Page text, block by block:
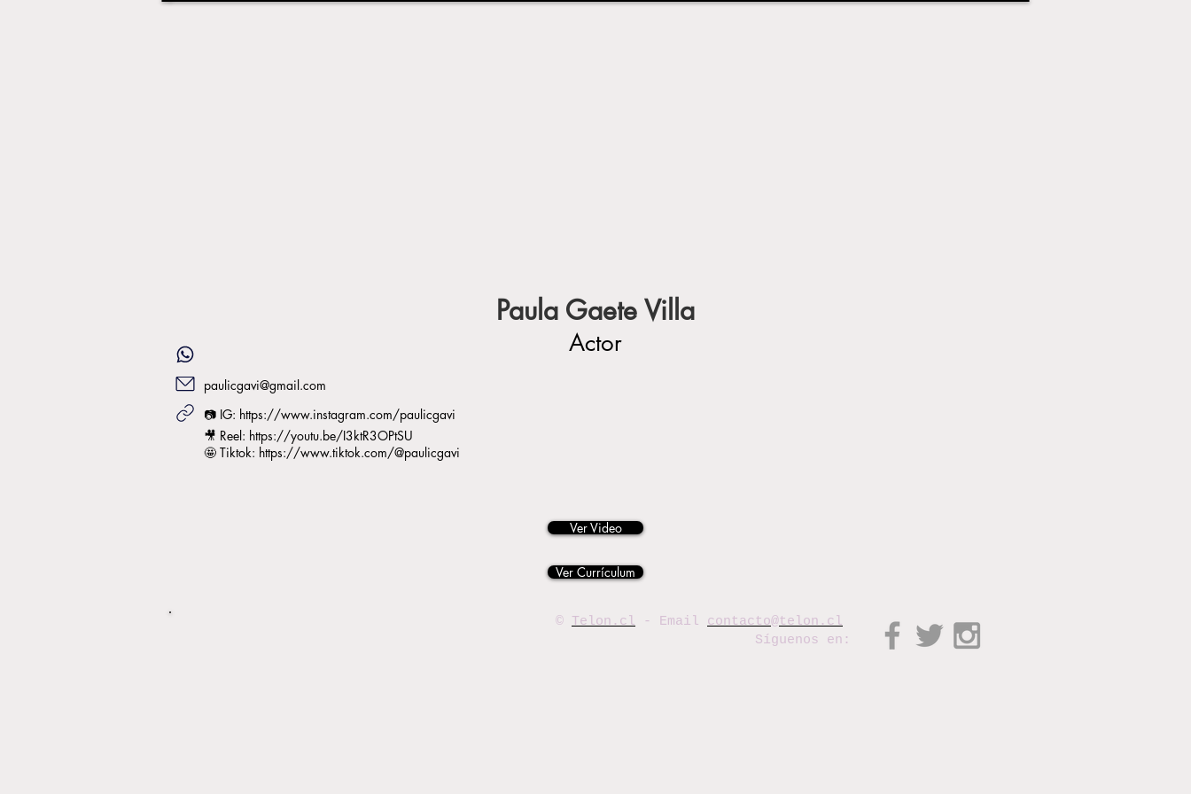
Paula Gaete Villa
Actor
paulicgavi@gmail.com
📷 IG: https://www.instagram.com/paulicgavi
🎥 Reel: https://youtu.be/I3ktR3OPtSU
🤩 Tiktok: https://www.tiktok.com/@paulicgavi
Ver Video
Ver Currículum
© Telon.cl - Email contacto@telon.cl
Síguenos en: